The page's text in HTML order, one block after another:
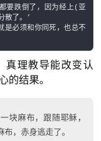
要跌倒了，因为经上(亚
散了。’
是必须和你同死，也总不
真理教导能改变认
的结果。
块麻布，跟随耶稣，
，赤身逃走了。